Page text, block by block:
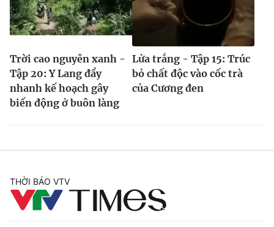
Trời cao nguyên xanh -
Tập 20: Y Lang đẩy
nhanh kế hoạch gây
biến động ở buôn làng
Lửa trắng - Tập 15: Trúc
bỏ chất độc vào cốc trà
của Cương đen
THỜI BÁO VTV